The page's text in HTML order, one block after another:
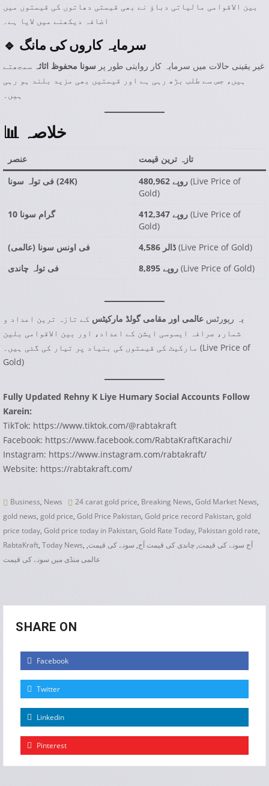
بین الاقوامی مالیاتی دباؤ نے بھی قیمتی دھاتوں کی قیمتوں میں
اضافہ دیکھنے میں لایا ہے۔
🔹 سرمایہ کاروں کی مانگ
غیر یقینی حالات میں سرمایہ کار روایتی طور پر سونا محفوظ اثاثہ سمجھتے
ہیں، جس سے طلب بڑھ رہی ہے اور قیمتیں بھی مزید بلند ہو رہی
ہیں۔
📊 خلاصہ
عنصر
تازہ ترین قیمت
فی تولہ سونا (24K)
480,962 روپے (Live Price of
Gold)
10 گرام سونا
412,347 روپے (Live Price of
Gold)
فی اونس سونا (عالمی)
4,586 ڈالر (Live Price of Gold)
فی تولہ چاندی
8,895 روپے (Live Price of Gold)
یہ رپورٹس عالمی اور مقامی گولڈ مارکیٹس کے تازہ ترین اعداد و
شمار، صرافہ ایسوسی ایشن کے اعداد، اور بین الاقوامی بلین
مارکیٹ کی قیمتوں کی بنیاد پر تیار کی گئی ہیں۔ (Live Price of
Gold)
Fully Updated Rehny K Liye Humary Social Accounts Follow
Karein:
TikTok: https://www.tiktok.com/@rabtakraft
Facebook: https://www.facebook.com/RabtaKraftKarachi/
Instagram: https://www.instagram.com/rabtakraft/
Website: https://rabtakraft.com/
Business, News 24 carat gold price, Breaking News, Gold Market News,
gold news, gold price, Gold Price Pakistan, Gold price record Pakistan, gold
price today, Gold price today in Pakistan, Gold Rate Today, Pakistan gold rate,
RabtaKraft, Today News, آج سونے کی قیمت, چاندی کی قیمت آج, سونے کی قیمت,
عالمی منڈی میں سونے کی قیمت
SHARE ON
Facebook
Twitter
Linkedin
Pinterest